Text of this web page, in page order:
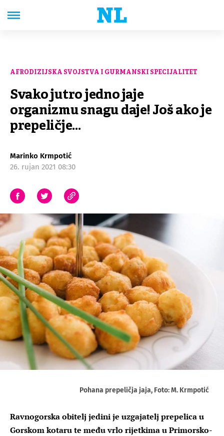
AFRODIZIJSKA SVOJSTVA I GURMANSKI SPECIJALITET
Svako jutro jedno jaje
organizmu snagu daje! Još ako je
prepeličje...
Marinko Krmpotić
26. rujan 2021 08:30
Pohana prepeličja jaja, Foto: M. Krmpotić
Ravnogorska obitelj jedini je uzgajatelj prepelica u
Gorskom kotaru te među vrlo rijetkima u Primorsko-